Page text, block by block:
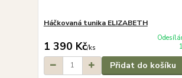
Háčkovaná tunika ELIZABETH
1 390 Kč/ks
Přidat do košíku